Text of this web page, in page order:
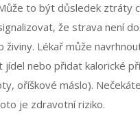
to být důsledek ztráty
že strava není
živiny. Lékař může
jídel nebo přidat kalorické
oříškové máslo).
je zdravotní riziko.